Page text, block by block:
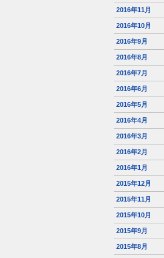
2016年11月
2016年10月
2016年9月
2016年8月
2016年7月
2016年6月
2016年5月
2016年4月
2016年3月
2016年2月
2016年1月
2015年12月
2015年11月
2015年10月
2015年9月
2015年8月